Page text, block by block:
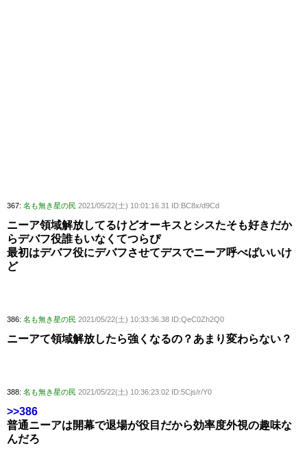
367: 名も無き星の民 2021/05/22(土) 10:01:16.31 ID:BC8x/d9Cd
ニーア領域解放してるけどオーキスとシスたそも好きだか
らデバフ役誰もいなくてつらぴ
最初はデバフ役にデバフさせてデスでニーア呼べばいいけ
ど
386: 名も無き星の民 2021/05/22(土) 10:33:36.38 ID:QeC0Zh2Q0
ニーアて領域解放したら強くなるの？あまり変わらない？
388: 名も無き星の民 2021/05/22(土) 10:36:23.02 ID:5Cjs/r/Y0
>>386
普通ニーアは開幕で退場が役目だから効率度外視の趣味な
んだろ